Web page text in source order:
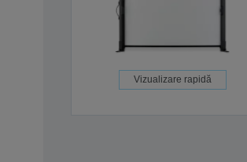
Vizualizare rapidă